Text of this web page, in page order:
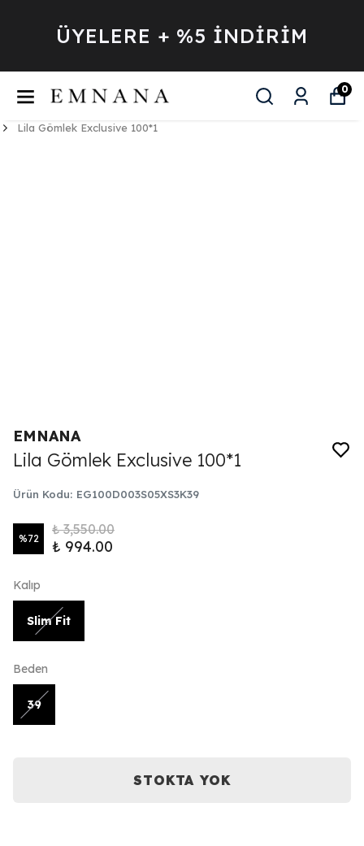
ÜYELERE + %5 İNDİRİM
0
Lila Gömlek Exclusive 100*1
EMNANA
Lila Gömlek Exclusive 100*1
Ürün Kodu: EG100D003S05XS3K39
%72
₺ 3,550.00
₺ 994.00
Kalıp
Slim Fit
Beden
39
STOKTA YOK